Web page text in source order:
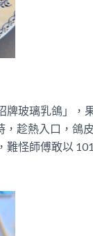
玻璃乳鴿」，
，趁熱入口，鴿
怪師傅敢以